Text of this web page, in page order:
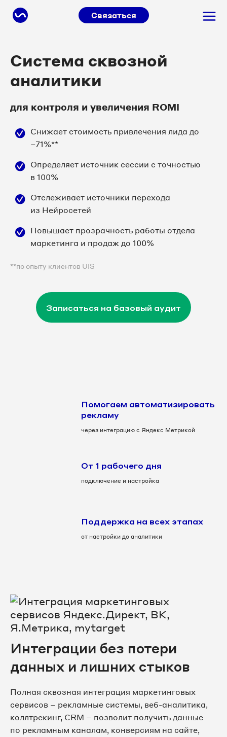
Связаться
Система сквозной
аналитики
для контроля и увеличения ROMI
Снижает стоимость привлечения лида до
−71%**
Определяет источник сессии с точностью
в 100%
Отслеживает источники перехода
из Нейросетей
Повышает прозрачность работы отдела
маркетинга и продаж до 100%
**по опыту клиентов UIS
Записаться на базовый аудит
Помогаем автоматизировать
рекламу
через интеграцию с Яндекс Метрикой
От 1 рабочего дня
подключение и настройка
Поддержка на всех этапах
от настройки до аналитики
Интеграции без потери
данных и лишних стыков
Полная сквозная интеграция маркетинговых
сервисов – рекламные системы, веб-аналитика,
коллтрекинг, CRM – позволит получить данные
по рекламным каналам, конверсиям на сайте,